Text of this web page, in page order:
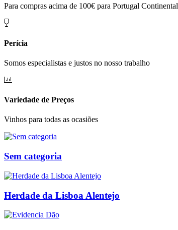
Para compras acima de 100€ para Portugal Continental
Perícia
Somos especialistas e justos no nosso trabalho
Variedade de Preços
Vinhos para todas as ocasiões
Sem categoria
Herdade da Lisboa Alentejo